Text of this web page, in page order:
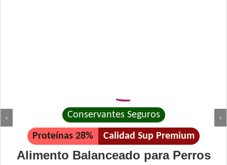
‹ ›
Conservantes Seguros
Proteínas 28% Calidad Sup Premium
Alimento Balanceado para Perros